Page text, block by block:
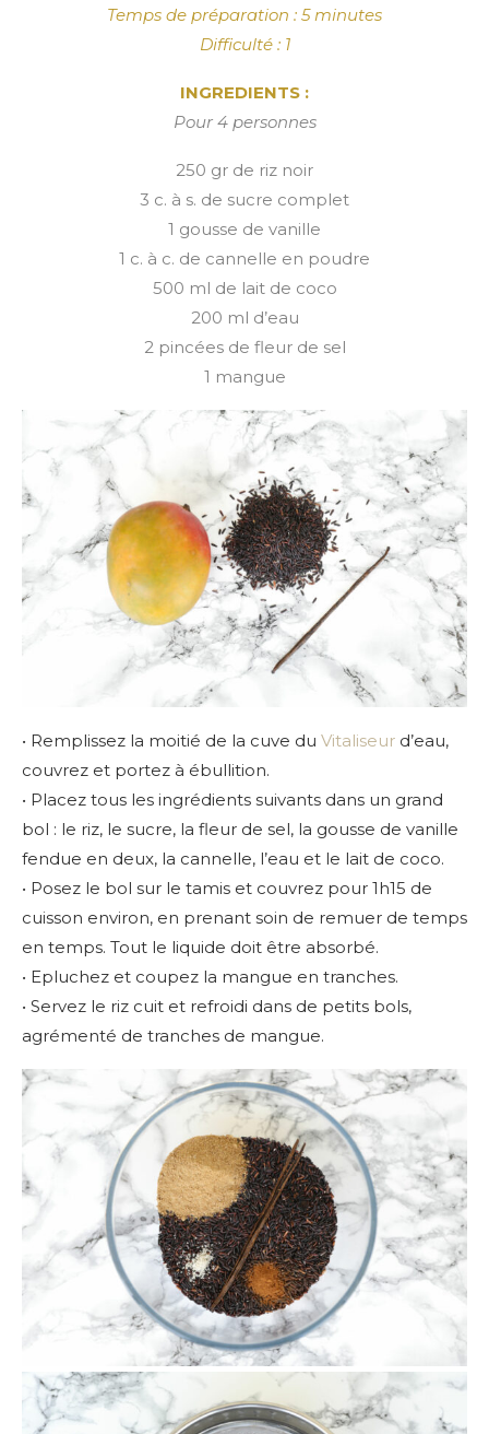
Temps de préparation : 5 minutes
Difficulté : 1
INGREDIENTS :
Pour 4 personnes
250 gr de riz noir
3 c. à s. de sucre complet
1 gousse de vanille
1 c. à c. de cannelle en poudre
500 ml de lait de coco
200 ml d’eau
2 pincées de fleur de sel
1 mangue
• Remplissez la moitié de la cuve du Vitaliseur d’eau,
couvrez et portez à ébullition.
• Placez tous les ingrédients suivants dans un grand
bol : le riz, le sucre, la fleur de sel, la gousse de vanille
fendue en deux, la cannelle, l’eau et le lait de coco.
• Posez le bol sur le tamis et couvrez pour 1h15 de
cuisson environ, en prenant soin de remuer de temps
en temps. Tout le liquide doit être absorbé.
• Epluchez et coupez la mangue en tranches.
• Servez le riz cuit et refroidi dans de petits bols,
agrémenté de tranches de mangue.